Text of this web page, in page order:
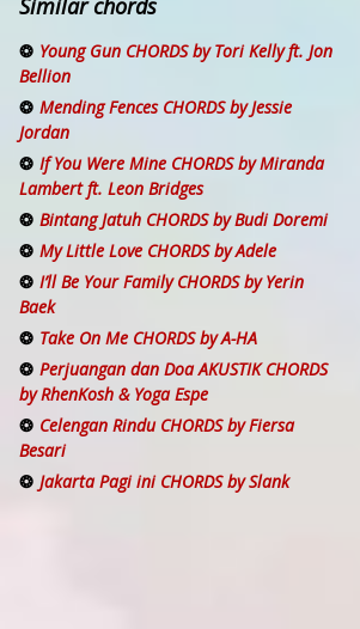
Similar chords
Young Gun CHORDS by Tori Kelly ft. Jon
Bellion
Mending Fences CHORDS by Jessie
Jordan
If You Were Mine CHORDS by Miranda
Lambert ft. Leon Bridges
Bintang Jatuh CHORDS by Budi Doremi
My Little Love CHORDS by Adele
I’ll Be Your Family CHORDS by Yerin
Baek
Take On Me CHORDS by A-HA
Perjuangan dan Doa AKUSTIK CHORDS
by RhenKosh & Yoga Espe
Celengan Rindu CHORDS by Fiersa
Besari
Jakarta Pagi ini CHORDS by Slank